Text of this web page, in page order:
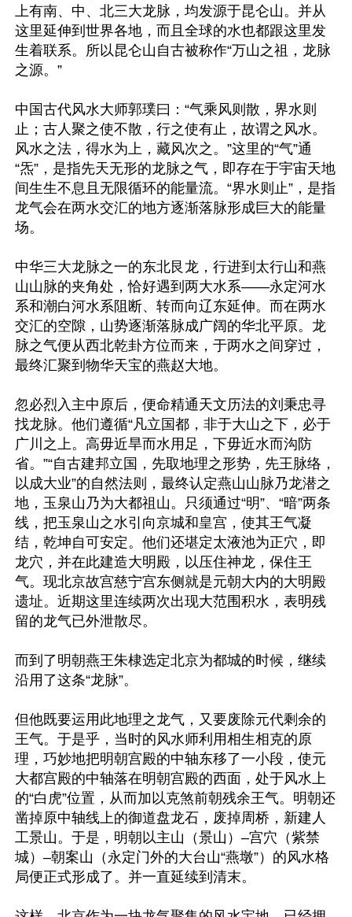
上有南、中、北三大龙脉，均发源于昆仑山。并从
这里延伸到世界各地，而且全球的水也都跟这里发
生着联系。所以昆仑山自古被称作“万山之祖，龙脉
之源。”
中国古代风水大师郭璞曰：“气乘风则散，界水则
止；古人聚之使不散，行之使有止，故谓之风水。
风水之法，得水为上，藏风次之。”这里的“气”通
“炁”，是指先天无形的龙脉之气，即存在于宇宙天地
间生生不息且无限循环的能量流。“界水则止”，是指
龙气会在两水交汇的地方逐渐落脉形成巨大的能量
场。
中华三大龙脉之一的东北艮龙，行进到太行山和燕
山山脉的夹角处，恰好遇到两大水系——永定河水
系和潮白河水系阻断、转而向辽东延伸。而在两水
交汇的空隙，山势逐渐落脉成广阔的华北平原。龙
脉之气便从西北乾卦方位而来，于两水之间穿过，
最终汇聚到物华天宝的燕赵大地。
忽必烈入主中原后，便命精通天文历法的刘秉忠寻
找龙脉。他们遵循“凡立国都，非于大山之下，必于
广川之上。高毋近旱而水用足，下毋近水而沟防
省。”“自古建邦立国，先取地理之形势，先王脉络，
以成大业”的自然法则，最终认定燕山山脉乃龙潜之
地，玉泉山乃为大都祖山。只须通过“明”、“暗”两条
线，把玉泉山之水引向京城和皇宫，使其王气凝
结，乾坤自可安定。他们还堪定太液池为正穴，即
龙穴，并在此建造大明殿，以压住神龙，保住王
气。现北京故宫慈宁宫东侧就是元朝大内的大明殿
遗址。近期这里连续两次出现大范围积水，表明残
留的龙气已外泄散尽。
而到了明朝燕王朱棣选定北京为都城的时候，继续
沿用了这条“龙脉”。
但他既要运用此地理之龙气，又要废除元代剩余的
王气。于是乎，当时的风水师利用相生相克的原
理，巧妙地把明朝宫殿的中轴东移了一小段，使元
大都宫殿的中轴落在明朝宫殿的西面，处于风水上
的“白虎”位置，从而加以克煞前朝残余王气。明朝还
凿掉原中轴线上的御道盘龙石，废掉周桥，新建人
工景山。于是，明朝以主山（景山）–宫穴（紫禁
城）–朝案山（永定门外的大台山“燕墩”）的风水格
局便正式形成了。并一直延续到清末。